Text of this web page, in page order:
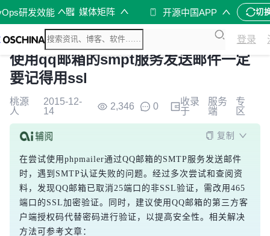
研发效能 媒体矩阵 开源中国APP 切
登录
使用qq邮箱的smpt服务发送邮件一定
要记得用ssl
桃源
人
2015-12-
14
2,346 0
收录
于
服务
端
专
区
复制
在尝试使用phpmailer通过QQ邮箱的SMTP服务发送邮件
时，遇到SMTP认证失败的问题。经过多次尝试和查阅资
料，发现QQ邮箱已取消25端口的非SSL验证，需改用465
端口的SSL加密验证。同时，建议使用QQ邮箱的第三方客
户端授权码代替密码进行验证，以提高安全性。相关解决
方法可参考文章：